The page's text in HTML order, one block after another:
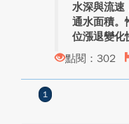
水深與流速
通水面積。
位漲退變化
點閱：302
1